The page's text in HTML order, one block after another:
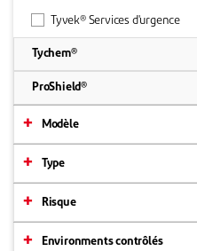
Tyvek® Services d'urgence
Tychem®
ProShield®
Modèle
Type
Risque
Environments contrôlés